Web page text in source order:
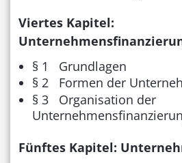
Viertes Kapitel:
§ 1 Grundlagen
§ 2 Formen der
§ 3 Organisation der
Fünftes Kapitel: